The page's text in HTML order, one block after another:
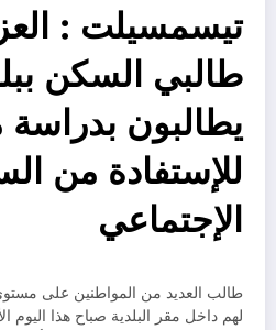
تيسمسيلت :
طالبي السكن
يطالبون بدراسة
للإستفادة من
الإجتماعي
طالب العديد من المواطنين على
لهم داخل مقر البلدية صباح هذا اليوم